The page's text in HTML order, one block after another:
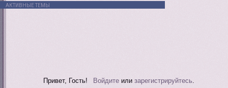
АКТИВНЫЕ ТЕМЫ
Привет, Гость! Войдитеили зарегистрируйтесь.